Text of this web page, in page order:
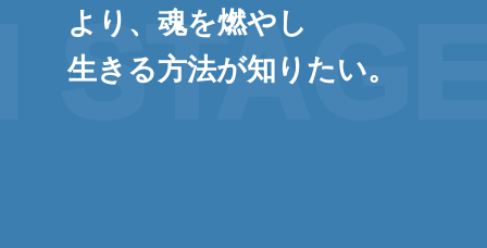
より、魂を燃やし
生きる方法が知りたい。